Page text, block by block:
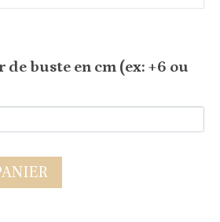
buste en cm (ex: +6 ou